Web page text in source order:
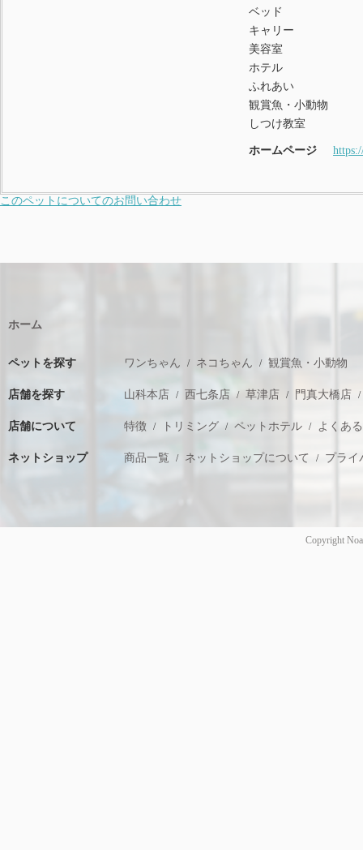
ベッド
キャリー
美容室
ホテル
ふれあい
観賞魚・小動物
しつけ教室
ホームページ
このペットについてのお問い合わせ
ホーム
ペットを探す ワンちゃん ネコちゃん 観賞魚・小動物
店舗を探す 山科本店 西七条店 草津店 門真大橋店
店舗について 特徴 トリミング ペットホテル よくあ
ネットショップ 商品一覧 ネットショップについて プライ
Copyright